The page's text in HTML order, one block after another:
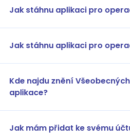
Jak stáhnu aplikaci pro
Jak stáhnu aplikaci pro
Kde najdu znění
aplikace?
Jak mám přidat ke svému